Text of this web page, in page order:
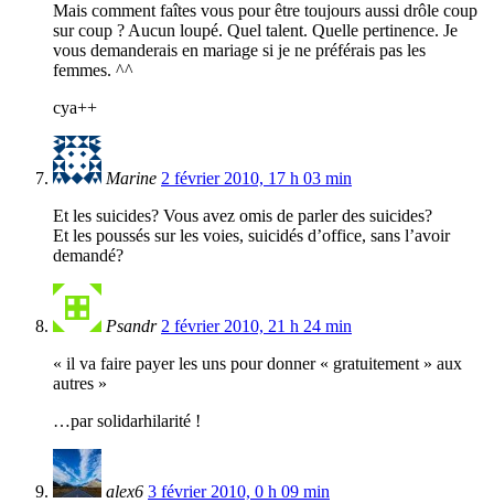
Mais comment faîtes vous pour être toujours aussi drôle coup
sur coup ? Aucun loupé. Quel talent. Quelle pertinence. Je
vous demanderais en mariage si je ne préférais pas les
femmes. ^^
cya++
Marine 2 février 2010, 17 h 03 min
Et les suicides? Vous avez omis de parler des suicides?
Et les poussés sur les voies, suicidés d’office, sans l’avoir
demandé?
Psandr 2 février 2010, 21 h 24 min
« il va faire payer les uns pour donner « gratuitement » aux
autres »
…par solidarhilarité !
alex6 3 février 2010, 0 h 09 min